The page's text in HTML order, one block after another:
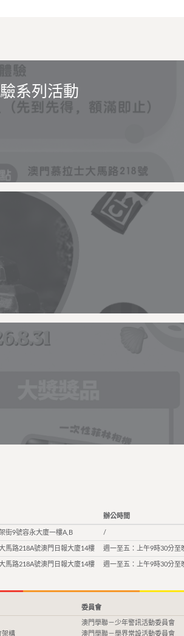
系列活動
辦公時間
街9號容永大廈一樓A,B /
馬路218A號澳門日報大廈14樓 週一至五：上午9時30分至
馬路218A號澳門日報大廈14樓 週一至五：上午9時30分至
架構
委員會
澳門學聯－少年警訊活動委員會
澳門學聯－學界常設活動委員會